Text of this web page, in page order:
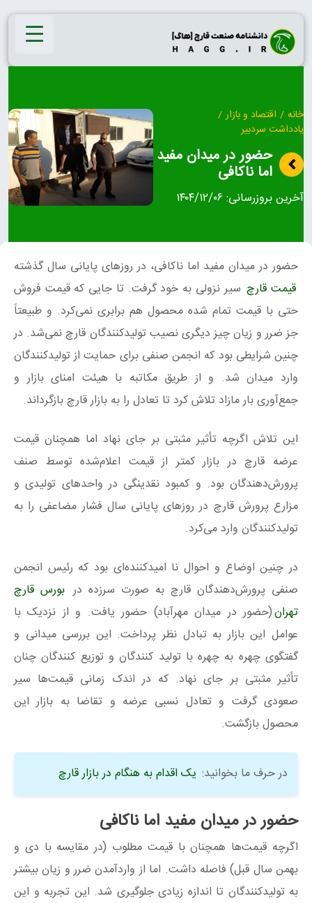
Skip
content
خانه / اقتصاد و بازار /
یادداشت سردبیر
حضور در میدان مفید
اما ناکافی
آخرین بروزرسانی: ۱۴۰۴/۱۲/۰۶
حضور در میدان مفید اما ناکافی، در روزهای پایانی سال گذشته
قیمت قارچ سیر نزولی به خود گرفت. تا جایی که قیمت فروش
حتی با قیمت تمام‌ شده محصول هم برابری نمی‌کرد. و طبیعتاً
جز ضرر و زیان چیز دیگری نصیب تولیدکنندگان قارچ نمی‌شد. در
چنین شرایطی بود که انجمن صنفی برای حمایت از تولیدکنندگان
وارد میدان شد. و از طریق مکاتبه با هیئت امنای بازار و
جمع‌آوری بار مازاد تلاش کرد تا تعادل را به بازار قارچ بازگرداند.
این تلاش اگرچه تأثیر مثبتی بر جای نهاد اما همچنان قیمت
عرضه قارچ در بازار کمتر از قیمت اعلام‌شده توسط صنف
پرورش‌دهندگان بود. و کمبود نقدینگی در واحدهای تولیدی و
مزارع پرورش قارچ در روزهای پایانی سال فشار مضاعفی را به
تولیدکنندگان وارد می‌کرد.
در چنین اوضاع و احوال نا امیدکننده‌ای بود که رئیس انجمن
صنفی پرورش‌دهندگان قارچ به صورت سرزده در بورس قارچ
تهران(حضور در میدان مهرآباد) حضور یافت. و از نزدیک با
عوامل این بازار به تبادل نظر پرداخت. این بررسی میدانی و
گفتگوی چهره‌ به‌ چهره با تولید کنندگان و توزیع کنندگان چنان
تأثیر مثبتی بر جای نهاد. که در اندک زمانی قیمت‌ها سیر
صعودی گرفت و تعادل نسبی عرضه و تقاضا به بازار این
محصول بازگشت.
در حرف ما بخوانید: یک اقدام به هنگام در بازار قارچ
حضور در میدان مفید اما ناکافی
اگرچه قیمت‌ها همچنان با قیمت مطلوب (در مقایسه با دی و
بهمن سال قبل) فاصله داشت. اما از واردآمدن ضرر و زیان بیشتر
به تولیدکنندگان تا اندازه زیادی جلوگیری شد. این تجربه و این